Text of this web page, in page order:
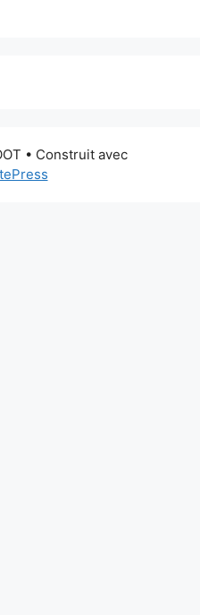
• Construit avec